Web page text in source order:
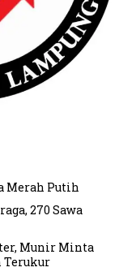
Merah Putih
270 Sawa
Munir Minta
Terukur